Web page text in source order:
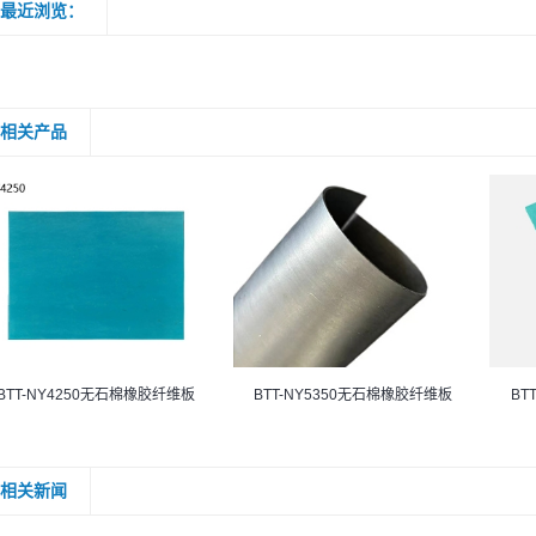
最近浏览：
相关产品
NY4250无石棉橡胶纤维板 BTT-NY5350无石棉橡胶纤维板
相关新闻